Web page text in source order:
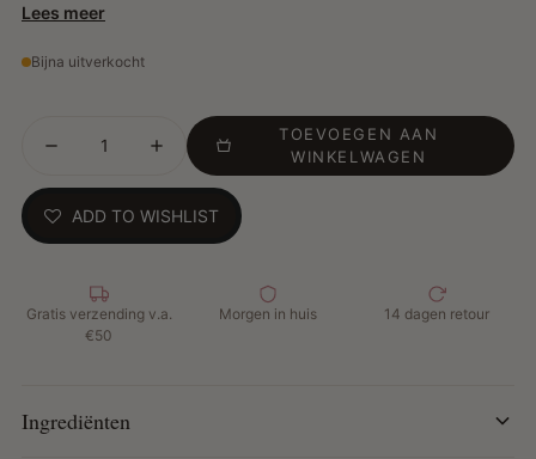
Ideaal voor dagelijks gebruik om je krullen fris en
verzorgd te houden
Handige stream sprayer voor gecontroleerde applicatie
cruelty free, voor een bewuste haarverzorgingsroutine
Hoe te gebruiken:
Spray op droge krullen en kneed zachtjes in het haar
om ze te reactiveren en te hydrateren.
Gebruik dagelijks voor de beste resultaten.
Lees meer
Bijna uitverkocht
TOEVOEGEN AAN
WINKELWAGEN
ADD TO WISHLIST
Gratis verzending v.a.
€50
Morgen in huis 14 dagen retour
Ingrediënten